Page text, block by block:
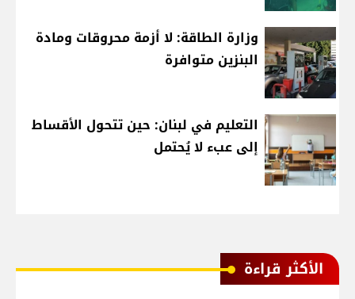
وزارة الطاقة: لا أزمة محروقات ومادة
البنزين متوافرة
التعليم في لبنان: حين تتحول الأقساط
إلى عبء لا يُحتمل
الأكثر قراءة